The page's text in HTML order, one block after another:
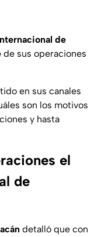
de
de sus operaciones
en sus canales
son los motivos
y hasta
el
de
detalló que con